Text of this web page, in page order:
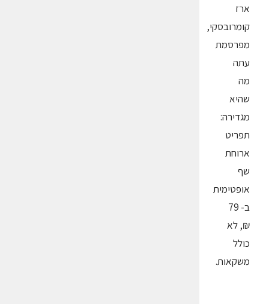
ארז
קומרובסקי,
מפרסמת
עתה
מה
שהיא
מגדירה:
תפריט
ארוחת
שף
אופטימית
ב- 79
₪, לא
כולל
משקאות.